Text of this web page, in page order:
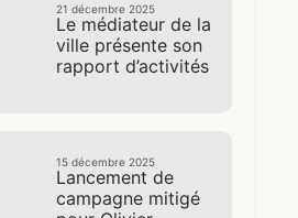
21 décembre 2025
Le médiateur de la
ville présente son
rapport d’activités
15 décembre 2025
Lancement de
campagne mitigé